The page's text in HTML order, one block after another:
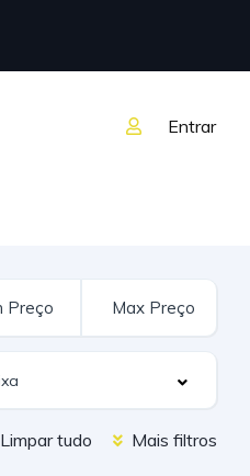
Entrar
Limpar tudo Mais filtros